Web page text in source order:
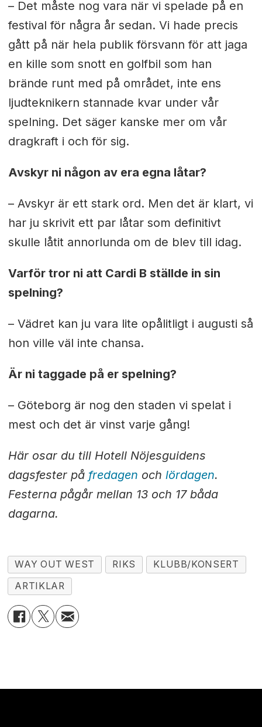
– Det måste nog vara när vi spelade på en
festival för några år sedan. Vi hade precis
gått på när hela publik försvann för att jaga
en kille som snott en golfbil som han
brände runt med på området, inte ens
ljudteknikern stannade kvar under vår
spelning. Det säger kanske mer om vår
dragkraft i och för sig.
Avskyr ni någon av era egna låtar?
– Avskyr är ett stark ord. Men det är klart, vi
har ju skrivit ett par låtar som definitivt
skulle låtit annorlunda om de blev till idag.
Varför tror ni att Cardi B ställde in sin
spelning?
– Vädret kan ju vara lite opålitligt i augusti så
hon ville väl inte chansa.
Är ni taggade på er spelning?
– Göteborg är nog den staden vi spelat i
mest och det är vinst varje gång!
Här osar du till Hotell Nöjesguidens
dagsfester på fredagen och lördagen.
Festerna pågår mellan 13 och 17 båda
dagarna.
WAY OUT WEST RIKS
KLUBB/KONSERT
ARTIKLAR